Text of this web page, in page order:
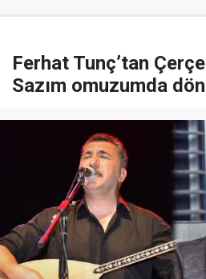
Ferhat Tunç’tan
Sazım omuzumda